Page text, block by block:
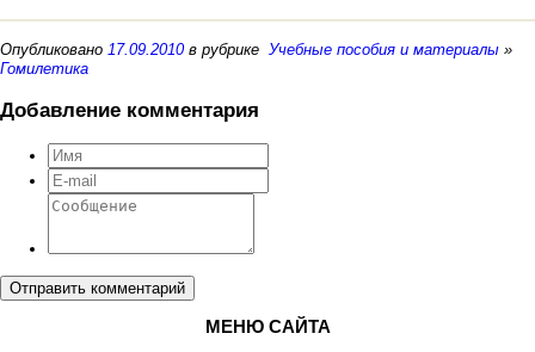
Опубликовано 17.09.2010в рубрике Учебные пособия и материалы »
Гомилетика
Добавление комментария
Отправить комментарий
МЕНЮ САЙТА